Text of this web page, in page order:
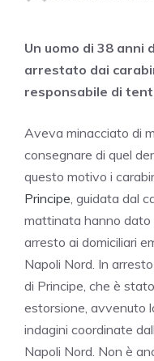
Un uomo di 38 anni
arrestato dai
responsabile di
Aveva minacciato di
consegnare di quel
questo motivo i
Principe, guidata dal
mattinata hanno dato
arresto ai domiciliari
Napoli Nord. In
di Principe, che è
estorsione, avvenuto
indagini coordinate
Napoli Nord. Non è